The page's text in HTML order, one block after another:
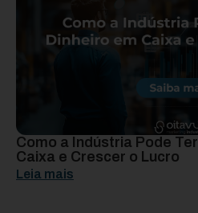
Como a Indústria Pode
Caixa e Crescer o Lucro
Leia mais